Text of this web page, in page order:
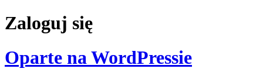
Zaloguj się
Oparte na WordPressie